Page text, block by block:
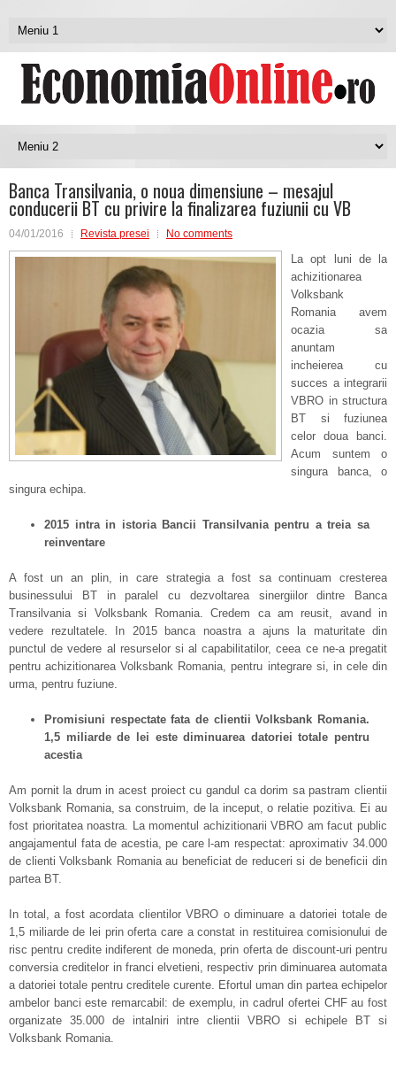
Banca Transilvania, o noua dimensiune – mesajul
conducerii BT cu privire la finalizarea fuziunii cu VB
04/01/2016 Revista presei No comments
La opt luni de la
achizitionarea
Volksbank
Romania avem
ocazia sa
anuntam
incheierea cu
succes a integrarii
VBRO in structura
BT si fuziunea
celor doua banci.
Acum suntem o
singura banca, o
singura echipa.
2015 intra in istoria Bancii Transilvania pentru a treia sa
reinventare
A fost un an plin, in care strategia a fost sa continuam cresterea
businessului BT in paralel cu dezvoltarea sinergiilor dintre Banca
Transilvania si Volksbank Romania. Credem ca am reusit, avand in
vedere rezultatele. In 2015 banca noastra a ajuns la maturitate din
punctul de vedere al resurselor si al capabilitatilor, ceea ce ne-a pregatit
pentru achizitionarea Volksbank Romania, pentru integrare si, in cele din
urma, pentru fuziune.
Promisiuni respectate fata de clientii Volksbank Romania.
1,5 miliarde de lei este diminuarea datoriei totale pentru
acestia
Am pornit la drum in acest proiect cu gandul ca dorim sa pastram clientii
Volksbank Romania, sa construim, de la inceput, o relatie pozitiva. Ei au
fost prioritatea noastra. La momentul achizitionarii VBRO am facut public
angajamentul fata de acestia, pe care l-am respectat: aproximativ 34.000
de clienti Volksbank Romania au beneficiat de reduceri si de beneficii din
partea BT.
In total, a fost acordata clientilor VBRO o diminuare a datoriei totale de
1,5 miliarde de lei prin oferta care a constat in restituirea comisionului de
risc pentru credite indiferent de moneda, prin oferta de discount-uri pentru
conversia creditelor in franci elvetieni, respectiv prin diminuarea automata
a datoriei totale pentru creditele curente. Efortul uman din partea echipelor
ambelor banci este remarcabil: de exemplu, in cadrul ofertei CHF au fost
organizate 35.000 de intalniri intre clientii VBRO si echipele BT si
Volksbank Romania.